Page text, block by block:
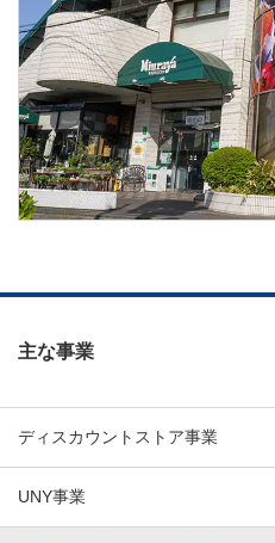
主な事業
ディスカウントストア事業
UNY事業